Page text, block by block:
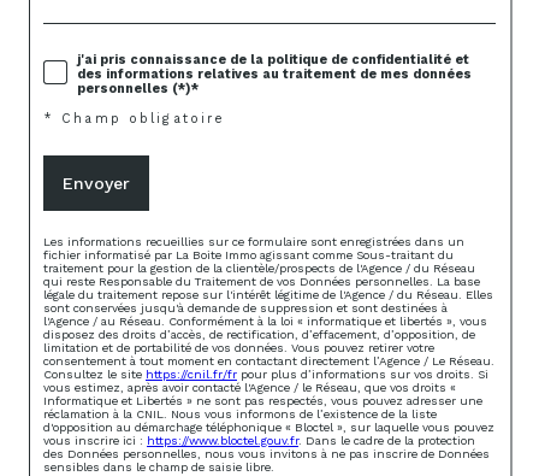
j'ai pris connaissance de la politique de confidentialité et
des informations relatives au traitement de mes données
personnelles (*)*
* Champ obligatoire
Envoyer
Les informations recueillies sur ce formulaire sont enregistrées dans un
fichier informatisé par La Boite Immo agissant comme Sous-traitant du
traitement pour la gestion de la clientèle/prospects de l'Agence / du Réseau
qui reste Responsable du Traitement de vos Données personnelles. La base
légale du traitement repose sur l'intérêt légitime de l'Agence / du Réseau. Elles
sont conservées jusqu'à demande de suppression et sont destinées à
l'Agence / au Réseau. Conformément à la loi « informatique et libertés », vous
disposez des droits d’accès, de rectification, d’effacement, d’opposition, de
limitation et de portabilité de vos données. Vous pouvez retirer votre
consentement à tout moment en contactant directement l’Agence / Le Réseau.
Consultez le site https://cnil.fr/fr pour plus d’informations sur vos droits. Si
vous estimez, après avoir contacté l'Agence / le Réseau, que vos droits «
Informatique et Libertés » ne sont pas respectés, vous pouvez adresser une
réclamation à la CNIL. Nous vous informons de l’existence de la liste
d'opposition au démarchage téléphonique « Bloctel », sur laquelle vous pouvez
vous inscrire ici : https://www.bloctel.gouv.fr. Dans le cadre de la protection
des Données personnelles, nous vous invitons à ne pas inscrire de Données
sensibles dans le champ de saisie libre.